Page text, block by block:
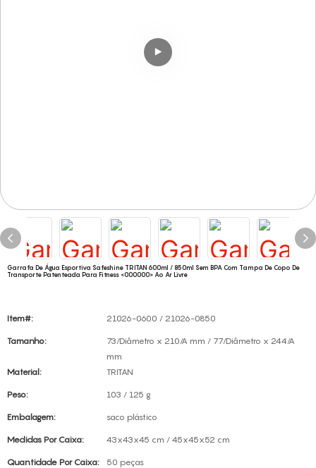
Garrafa De Água Esportiva Safeshine TRITAN 600ml / 850ml Sem BPA Com Tampa De Copo De
Transporte Patenteada Para Fitness <000000> Ao Ar Livre
Item#: 21026-0600 / 21026-0850
Tamanho:
73/Diâmetro x 210/A mm / 77/Diâmetro x 244/A
mm
Material:
TRITAN
Peso: 103 / 125 g
Embalagem: saco plástico
Medidas Por Caixa: 43x43x45 cm / 45x45x52 cm
Quantidade Por Caixa: 50 peças